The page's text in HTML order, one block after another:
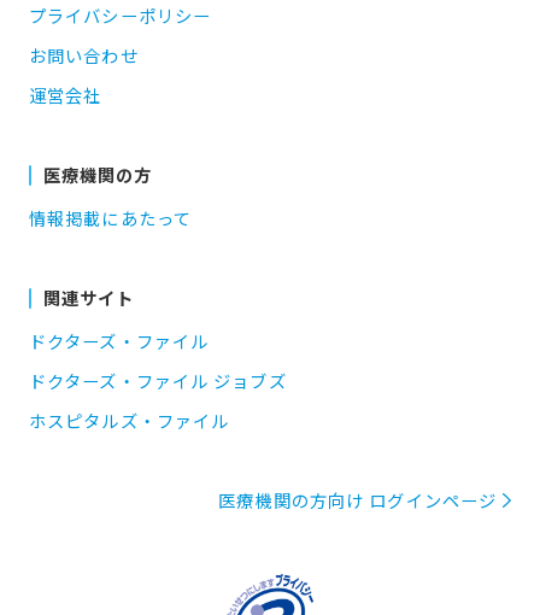
プライバシーポリシー
お問い合わせ
運営会社
医療機関の方
情報掲載にあたって
関連サイト
ドクターズ・ファイル
ドクターズ・ファイル ジョブズ
ホスピタルズ・ファイル
医療機関の方向け ログインページ